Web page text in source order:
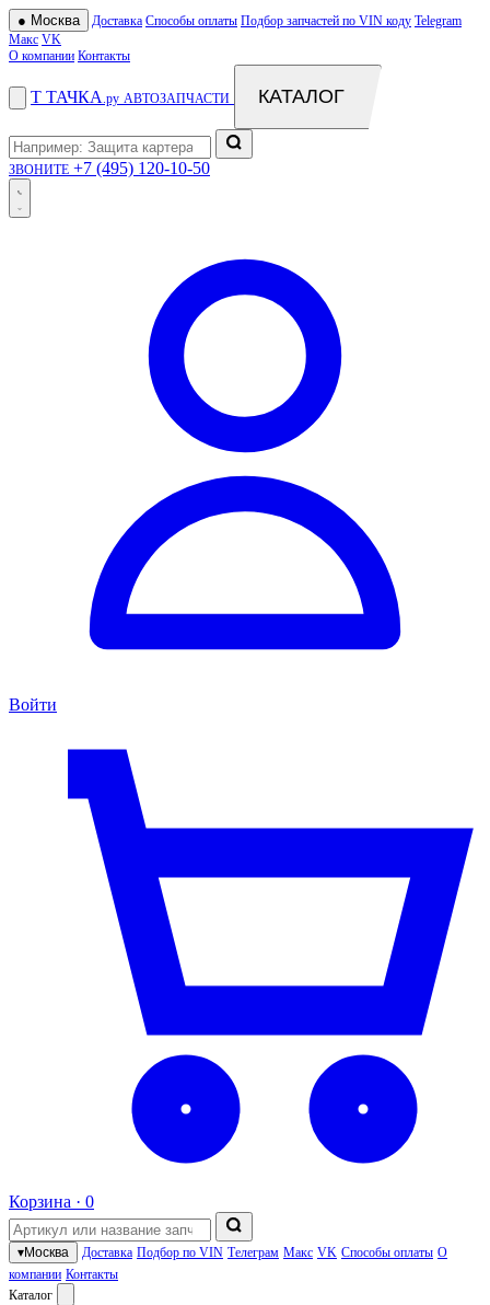
● Москва Доставка Способы оплаты Подбор запчастей по VIN коду Telegram
Макс VK
О компании Контакты
Т ТАЧКА .ру АВТОЗАПЧАСТИ КАТАЛОГ
ЗВОНИТЕ +7 (495) 120-10-50
Войти
Корзина · 0
▾Москва Доставка Подбор по VIN Телеграм Макс VK Способы оплаты О
компании Контакты
Каталог